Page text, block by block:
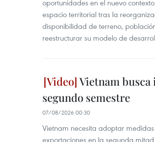
oportunidades en el nuevo
espacio territorial tras la
disponibilidad de terreno,
reestructurar su modelo de
Vietnam
segundo semestre
07/08/2026 00:30
Vietnam necesita adoptar
exportaciones en la segunda